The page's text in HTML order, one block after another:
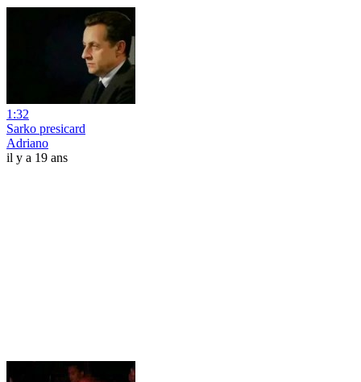
1:32
Sarko presicard
Adriano
il y a 19 ans